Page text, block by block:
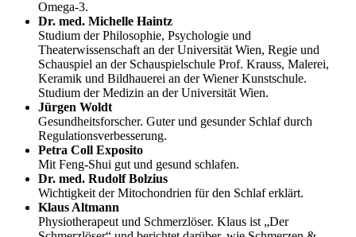
Omega-3.
Dr. med. Michelle Haintz
Studium der Philosophie, Psychologie und
Theaterwissenschaft an der Universität Wien, Regie und
Schauspiel an der Schauspielschule Prof. Krauss, Malerei,
Keramik und Bildhauerei an der Wiener Kunstschule.
Studium der Medizin an der Universität Wien.
Jürgen Woldt
Gesundheitsforscher. Guter und gesunder Schlaf durch
Regulationsverbesserung.
Petra Coll Exposito
Mit Feng-Shui gut und gesund schlafen.
Dr. med. Rudolf Bolzius
Wichtigkeit der Mitochondrien für den Schlaf erklärt.
Klaus Altmann
Physiotherapeut und Schmerzlöser. Klaus ist „Der